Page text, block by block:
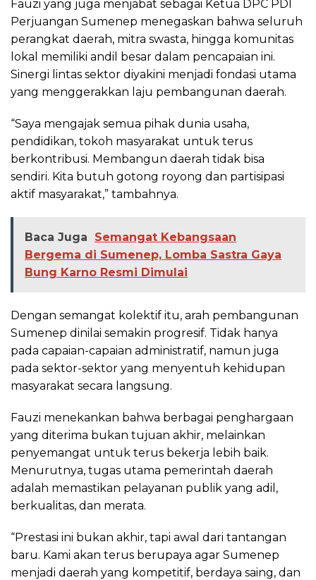
Fauzi yang juga menjabat sebagai Ketua DPC PDI
Perjuangan Sumenep menegaskan bahwa seluruh
perangkat daerah, mitra swasta, hingga komunitas
lokal memiliki andil besar dalam pencapaian ini.
Sinergi lintas sektor diyakini menjadi fondasi utama
yang menggerakkan laju pembangunan daerah.
“Saya mengajak semua pihak dunia usaha,
pendidikan, tokoh masyarakat untuk terus
berkontribusi. Membangun daerah tidak bisa
sendiri. Kita butuh gotong royong dan partisipasi
aktif masyarakat,” tambahnya.
Baca Juga
Semangat Kebangsaan
Bergema di Sumenep, Lomba Sastra Gaya
Bung Karno Resmi Dimulai
Dengan semangat kolektif itu, arah pembangunan
Sumenep dinilai semakin progresif. Tidak hanya
pada capaian-capaian administratif, namun juga
pada sektor-sektor yang menyentuh kehidupan
masyarakat secara langsung.
Fauzi menekankan bahwa berbagai penghargaan
yang diterima bukan tujuan akhir, melainkan
penyemangat untuk terus bekerja lebih baik.
Menurutnya, tugas utama pemerintah daerah
adalah memastikan pelayanan publik yang adil,
berkualitas, dan merata.
“Prestasi ini bukan akhir, tapi awal dari tantangan
baru. Kami akan terus berupaya agar Sumenep
menjadi daerah yang kompetitif, berdaya saing, dan